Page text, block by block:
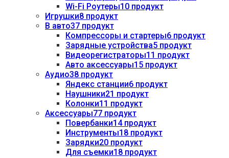
Wi-Fi Роутеры10 продукт
Игрушки8 продукт
В авто37 продукт
Компрессоры и стартеры6 продукт
Зарядные устройства5 продукт
Видеорегистраторы11 продукт
Авто аксессуары15 продукт
Аудио38 продукт
Яндекс станции6 продукт
Наушники21 продукт
Колонки11 продукт
Аксессуары77 продукт
Повербанки14 продукт
Инструменты18 продукт
Зарядки20 продукт
Для съемки18 продукт